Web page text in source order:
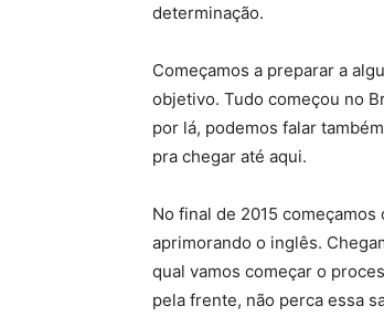
determinação.
Começamos a preparar a
objetivo. Tudo começou no
por lá, podemos falar
pra chegar até aqui.
No final de 2015
aprimorando o inglês.
qual vamos começar o
pela frente, não perca essa